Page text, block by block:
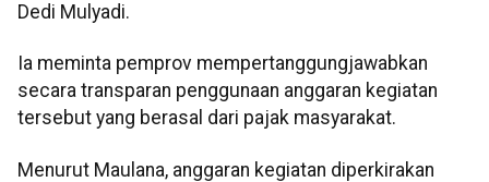
Dedi Mulyadi.
Ia meminta pemprov mempertanggungjawabkan
secara transparan penggunaan anggaran kegiatan
tersebut yang berasal dari pajak masyarakat.
Menurut Maulana, anggaran kegiatan diperkirakan